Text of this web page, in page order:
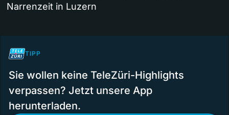
Narrenzeit in Luzern
TIPP
Sie wollen keine TeleZüri-Highlights
verpassen? Jetzt unsere App
herunterladen.